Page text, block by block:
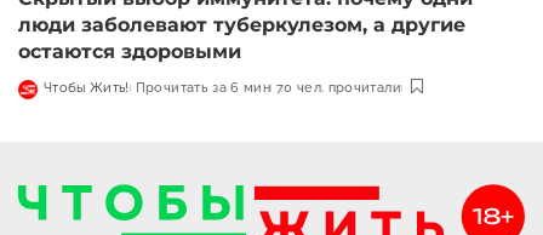
люди заболевают туберкулезом, а другие
остаются здоровыми
Чтобы Жить! Прочитать за 6 мин 70 чел. прочитали